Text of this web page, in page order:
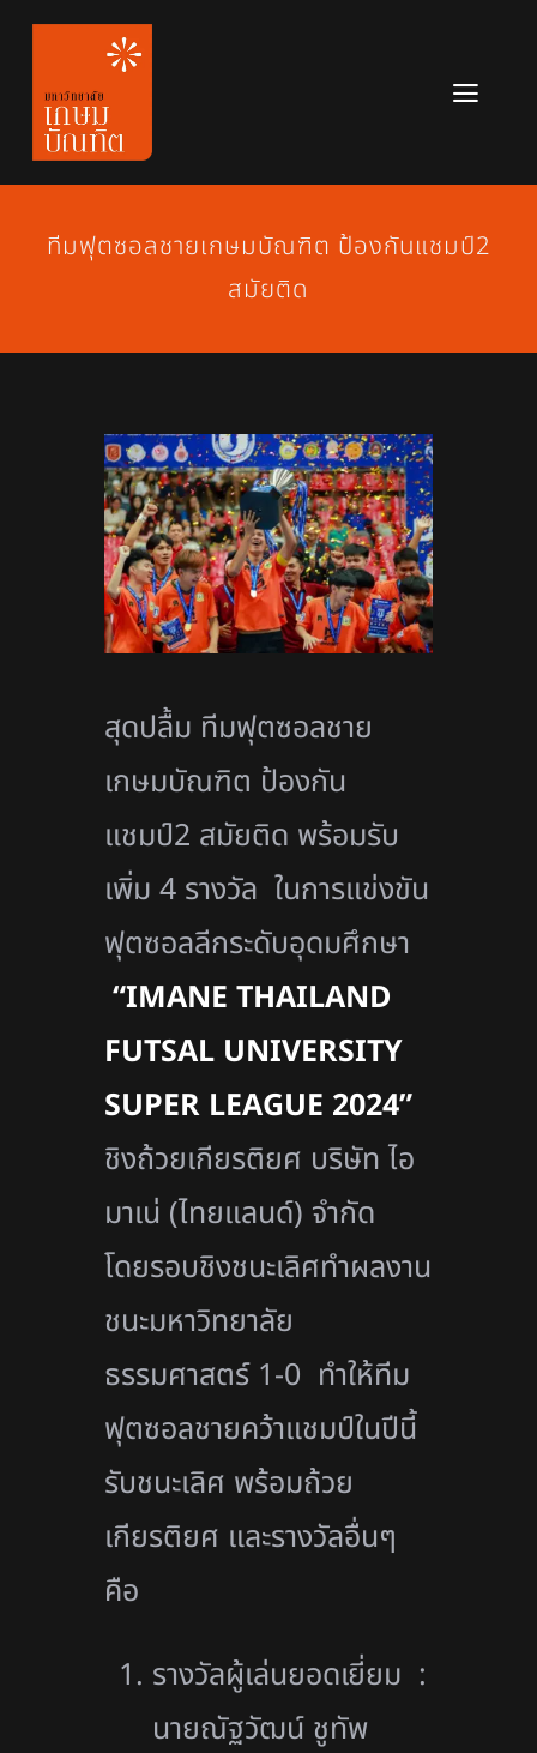
Skip
content
หลักสูตร
ข่าวสาร
เกี่ยวกับมหาวิทยาลัย
สมัครเรียน
ทีมฟุตซอลชายเกษมบัณฑิต ป้องกันแชมป์2
สมัยติด
สุดปลื้ม ทีมฟุตซอลชาย
เกษมบัณฑิต ป้องกัน
แชมป์2 สมัยติด พร้อมรับ
เพิ่ม 4 รางวัล ในการแข่งขัน
ฟุตซอลลีกระดับอุดมศึกษา
“IMANE THAILAND
FUTSAL UNIVERSITY
SUPER LEAGUE 2024”
ชิงถ้วยเกียรติยศ บริษัท ไอ
มาเน่ (ไทยแลนด์) จำกัด
โดยรอบชิงชนะเลิศทำผลงาน
ชนะมหาวิทยาลัย
ธรรมศาสตร์ 1-0 ทำให้ทีม
ฟุตซอลชายคว้าแชมป์ในปีนี้
รับชนะเลิศ พร้อมถ้วย
เกียรติยศ และรางวัลอื่นๆ
คือ
รางวัลผู้เล่นยอดเยี่ยม :
นายณัฐวัฒน์ ชูทัพ